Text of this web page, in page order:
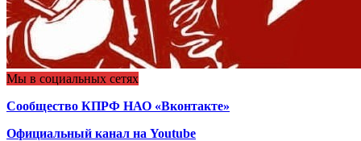
Мы в социальных сетях
Сообщество КПРФ НАО «Вконтакте»
Официальный канал на Youtube